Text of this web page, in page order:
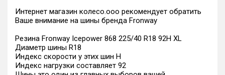
Интернет магазин колесо.ооо рекомендует обратить
Ваше внимание на шины бренда Fronway
Резина Fronway Icepower 868 225/40 R18 92H XL
Диаметр шины R18
Индекс скорости у этих шин H
Индекс нагрузки составляет 92